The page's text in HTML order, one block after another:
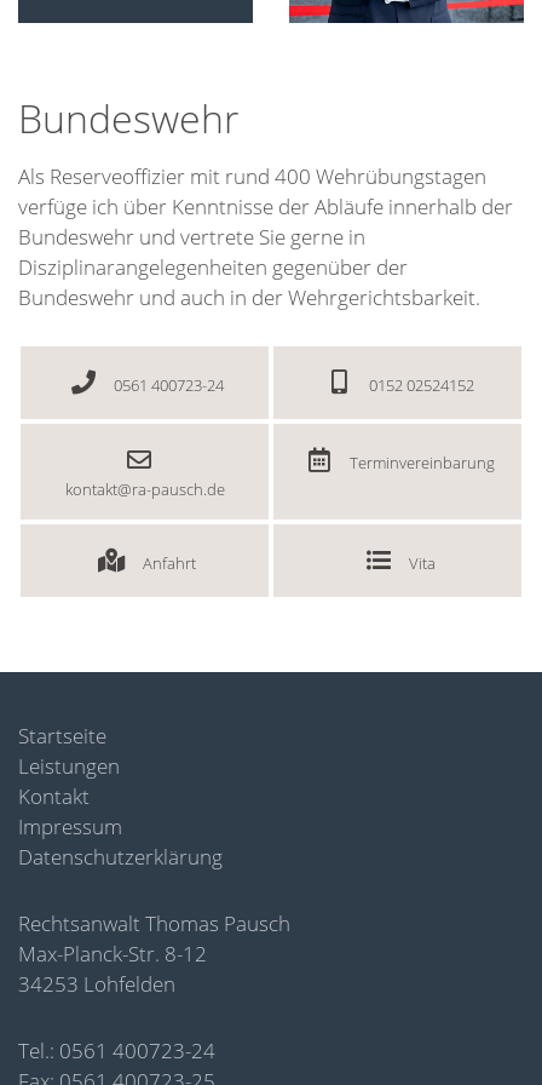
Bundeswehr
Als Reserveoffizier mit rund 400 Wehrübungstagen
verfüge ich über Kenntnisse der Abläufe innerhalb der
Bundeswehr und vertrete Sie gerne in
Disziplinarangelegenheiten gegenüber der
Bundeswehr und auch in der Wehrgerichtsbarkeit.
0561 400723-24 0152 02524152
kontakt@ra-pausch.de
Terminvereinbarung
Anfahrt Vita
Startseite
Leistungen
Kontakt
Impressum
Datenschutzerklärung
Rechtsanwalt Thomas Pausch
Max-Planck-Str. 8-12
34253 Lohfelden
Tel.: 0561 400723-24